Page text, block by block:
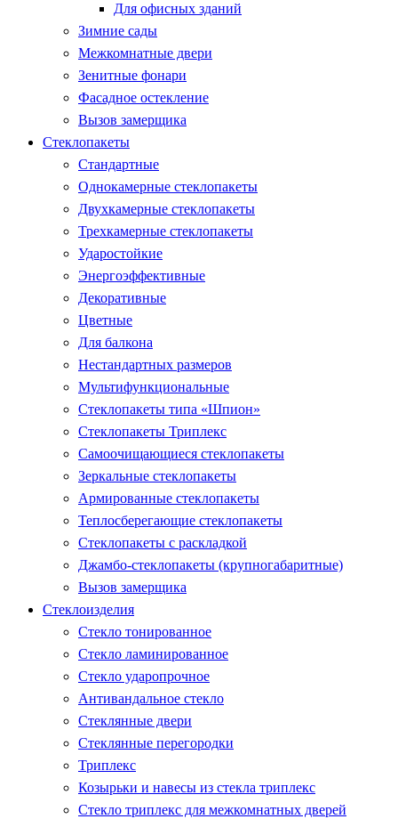
Для офисных зданий
Зимние сады
Межкомнатные двери
Зенитные фонари
Фасадное остекление
Вызов замерщика
Стеклопакеты
Стандартные
Однокамерные стеклопакеты
Двухкамерные стеклопакеты
Трехкамерные стеклопакеты
Ударостойкие
Энергоэффективные
Декоративные
Цветные
Для балкона
Нестандартных размеров
Мультифункциональные
Стеклопакеты типа «Шпион»
Стеклопакеты Триплекс
Самоочищающиеся стеклопакеты
Зеркальные стеклопакеты
Армированные стеклопакеты
Теплосберегающие стеклопакеты
Стеклопакеты с раскладкой
Джамбо-стеклопакеты (крупногабаритные)
Вызов замерщика
Стеклоизделия
Стекло тонированное
Стекло ламинированное
Стекло ударопрочное
Антивандальное стекло
Стеклянные двери
Стеклянные перегородки
Триплекс
Козырьки и навесы из стекла триплекс
Стекло триплекс для межкомнатных дверей